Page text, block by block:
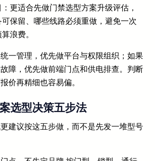
更适合先做门禁选型方案升级评估，
保留、哪些线路必须重做，避免一次
浪费。
一管理，优先做平台与权限组织；如果
障，优先做前端门点和供电排查。判断
价再精细也容易偏。
选型决策五步法
建议按这五步做，而不是先发一堆型号